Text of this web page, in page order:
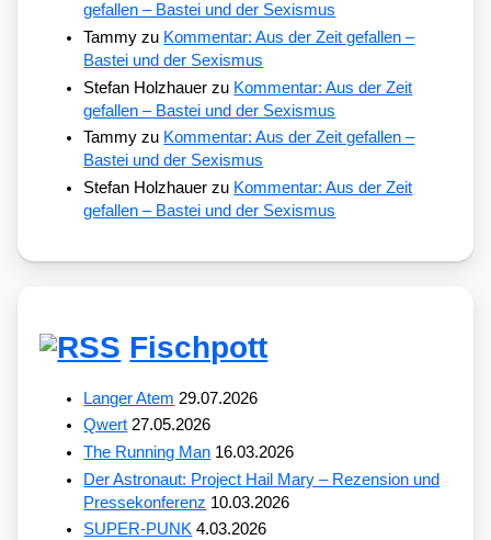
gefallen – Bastei und der Sexismus
Tammy zu Kommentar: Aus der Zeit gefallen –
Bastei und der Sexismus
Stefan Holzhauer zu Kommentar: Aus der Zeit
gefallen – Bastei und der Sexismus
Tammy zu Kommentar: Aus der Zeit gefallen –
Bastei und der Sexismus
Stefan Holzhauer zu Kommentar: Aus der Zeit
gefallen – Bastei und der Sexismus
Fischpott
Langer Atem 29.07.2026
Qwert 27.05.2026
The Running Man 16.03.2026
Der Astronaut: Project Hail Mary – Rezension und
Pressekonferenz 10.03.2026
SUPER-PUNK 4.03.2026